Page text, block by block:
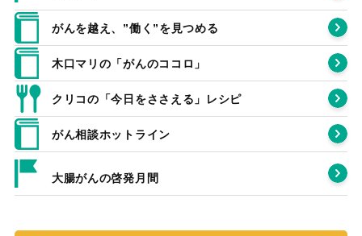
がんを越え、”働く”を見つめる
木口マリの「がんのココロ」
クリコの「今日をささえる」レシピ
がん相談ホットライン
大腸がんの啓発月間